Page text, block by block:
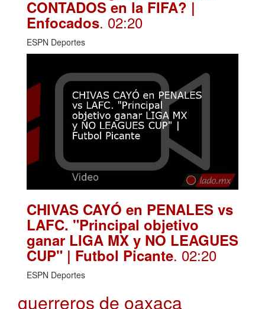
CONTADOS en la FIFA? |
Enfocados. 02:20
ESPN Deportes
CHIVAS CAYÓ en PENALES vs
LAFC. "Principal objetivo
ganar LIGA MX y NO LEAGUES
CUP" | Futbol Picante. 02:20
ESPN Deportes
guerreros de oaxaca